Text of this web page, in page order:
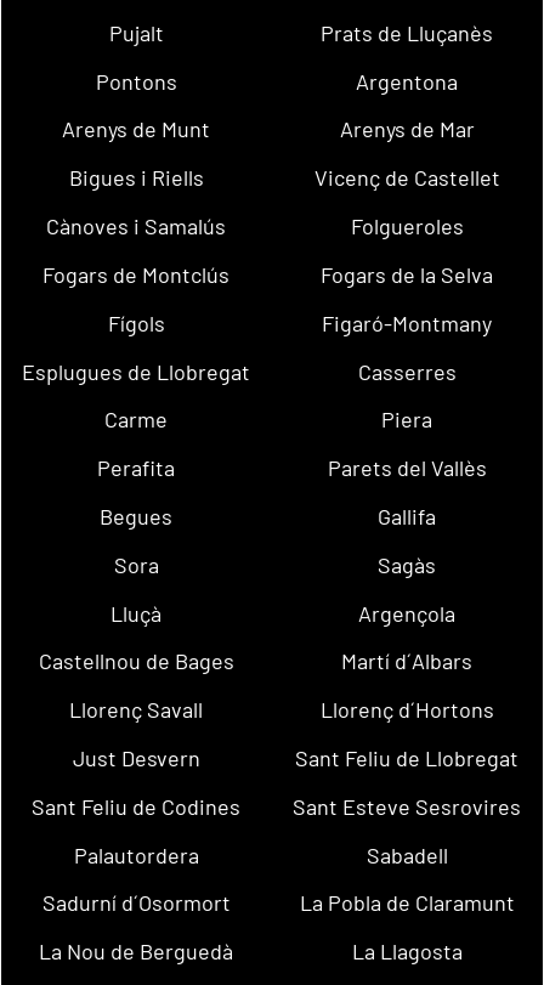
Pujalt
Prats de Lluçanès
Pontons
Argentona
Arenys de Munt
Arenys de Mar
Bigues i Riells
Vicenç de Castellet
Cànoves i Samalús
Folgueroles
Fogars de Montclús
Fogars de la Selva
Fígols
Figaró-Montmany
Esplugues de Llobregat
Casserres
Carme
Piera
Perafita
Parets del Vallès
Begues
Gallifa
Sora
Sagàs
Lluçà
Argençola
Castellnou de Bages
Martí d´Albars
Llorenç Savall
Llorenç d´Hortons
Just Desvern
Sant Feliu de Llobregat
Sant Feliu de Codines
Sant Esteve Sesrovires
Palautordera
Sabadell
Sadurní d´Osormort
La Pobla de Claramunt
La Nou de Berguedà
La Llagosta